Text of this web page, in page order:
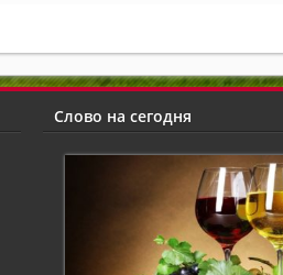
Слово на сегодня